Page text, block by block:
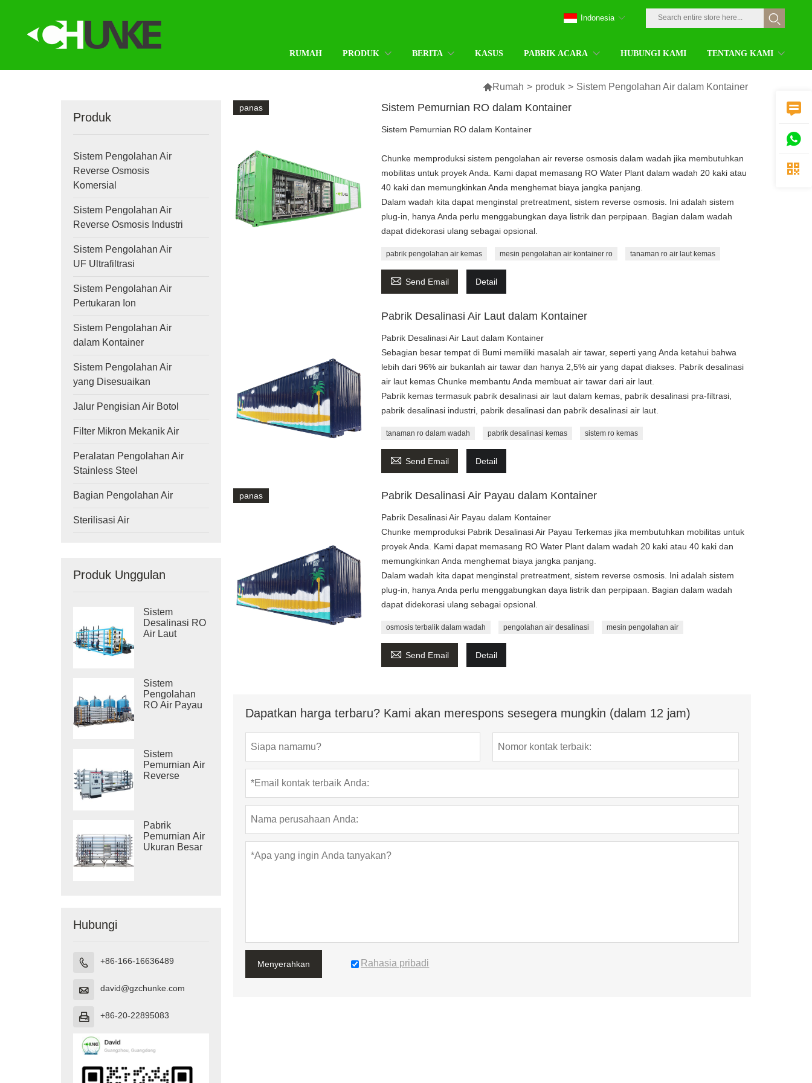
RUMAH PRODUK BERITA KASUS PABRIK ACARA HUBUNGI KAMI TENTANG KAMI
Indonesia
Rumah > produk > Sistem Pengolahan Air dalam Kontainer
Produk
Sistem Pengolahan Air
Reverse Osmosis
Komersial
Sistem Pengolahan Air
Reverse Osmosis Industri
Sistem Pengolahan Air
UF Ultrafiltrasi
Sistem Pengolahan Air
Pertukaran Ion
Sistem Pengolahan Air
dalam Kontainer
Sistem Pengolahan Air
yang Disesuaikan
Jalur Pengisian Air Botol
Filter Mikron Mekanik Air
Peralatan Pengolahan Air
Stainless Steel
Bagian Pengolahan Air
Sterilisasi Air
Produk Unggulan
Sistem
Desalinasi RO
Air Laut
Sistem
Pengolahan
RO Air Payau
Sistem
Pemurnian Air
Reverse
Pabrik
Pemurnian Air
Ukuran Besar
Hubungi
 +86-166-16636489
 david@gzchunke.com
 +86-20-22895083
panas Sistem Pemurnian RO dalam Kontainer
Sistem Pemurnian RO dalam Kontainer
Chunke memproduksi sistem pengolahan air reverse osmosis dalam wadah jika membutuhkan
mobilitas untuk proyek Anda. Kami dapat memasang RO Water Plant dalam wadah 20 kaki atau
40 kaki dan memungkinkan Anda menghemat biaya jangka panjang.
Dalam wadah kita dapat menginstal pretreatment, sistem reverse osmosis. Ini adalah sistem
plug-in, hanya Anda perlu menggabungkan daya listrik dan perpipaan. Bagian dalam wadah
dapat didekorasi ulang sebagai opsional.
pabrik pengolahan air kemas mesin pengolahan air kontainer ro tanaman ro air laut kemas
 Send Email Detail
Pabrik Desalinasi Air Laut dalam Kontainer
Pabrik Desalinasi Air Laut dalam Kontainer
Sebagian besar tempat di Bumi memiliki masalah air tawar, seperti yang Anda ketahui bahwa
lebih dari 96% air bukanlah air tawar dan hanya 2,5% air yang dapat diakses. Pabrik desalinasi
air laut kemas Chunke membantu Anda membuat air tawar dari air laut.
Pabrik kemas termasuk pabrik desalinasi air laut dalam kemas, pabrik desalinasi pra-filtrasi,
pabrik desalinasi industri, pabrik desalinasi dan pabrik desalinasi air laut.
tanaman ro dalam wadah pabrik desalinasi kemas sistem ro kemas
 Send Email Detail
panas Pabrik Desalinasi Air Payau dalam Kontainer
Pabrik Desalinasi Air Payau dalam Kontainer
Chunke memproduksi Pabrik Desalinasi Air Payau Terkemas jika membutuhkan mobilitas untuk
proyek Anda. Kami dapat memasang RO Water Plant dalam wadah 20 kaki atau 40 kaki dan
memungkinkan Anda menghemat biaya jangka panjang.
Dalam wadah kita dapat menginstal pretreatment, sistem reverse osmosis. Ini adalah sistem
plug-in, hanya Anda perlu menggabungkan daya listrik dan perpipaan. Bagian dalam wadah
dapat didekorasi ulang sebagai opsional.
osmosis terbalik dalam wadah pengolahan air desalinasi mesin pengolahan air
 Send Email Detail
Dapatkan harga terbaru? Kami akan merespons sesegera mungkin (dalam 12 jam)
Menyerahkan Rahasia pribadi


